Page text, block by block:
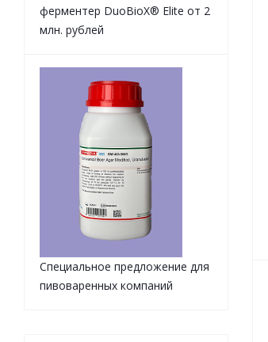
ферментер DuoBioX® Elite от 2
млн. рублей
Специальное предложение для
пивоваренных компаний